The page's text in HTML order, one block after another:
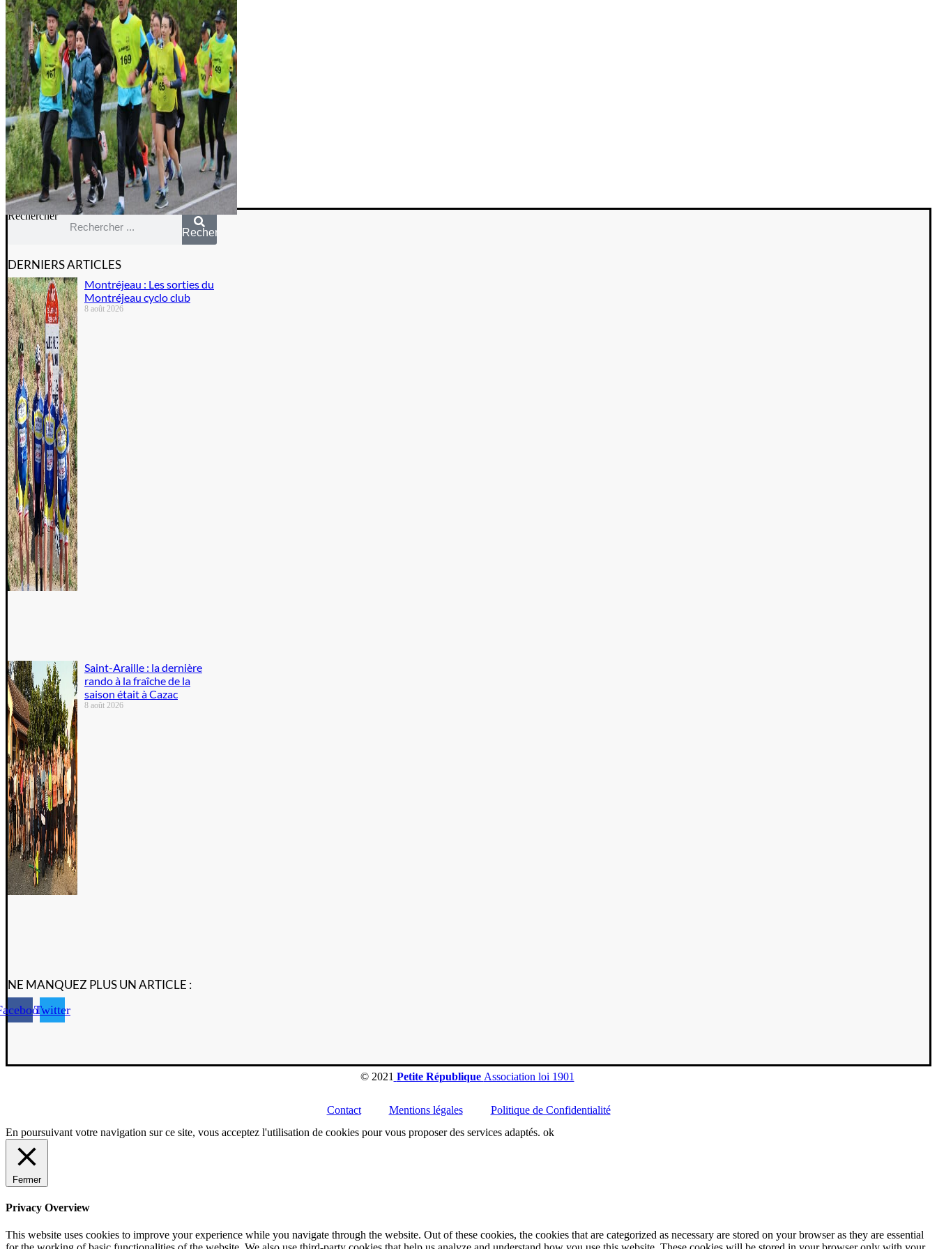
Rechercher
Rechercher
DERNIERS ARTICLES
Montréjeau : Les sorties du
Montréjeau cyclo club
8 août 2026
Saint-Araille : la dernière
rando à la fraîche de la
saison était à Cazac
8 août 2026
NE MANQUEZ PLUS UN ARTICLE :
Twitter
© 2021 Petite République Association loi 1901
Contact Mentions légales
Politique de Confidentialité
En poursuivant votre navigation sur ce site, vous acceptez l'utilisation de cookies pour vous proposer des services adaptés. ok
Fermer
Privacy Overview
This website uses cookies to improve your experience while you navigate through the website. Out of these cookies, the cookies that are categorized as necessary are stored on your browser as they are essential